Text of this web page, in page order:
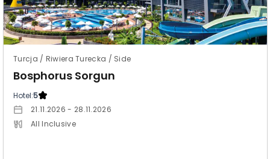
Turcja / Riwiera Turecka / Side
Bosphorus Sorgun
Hotel:5
21.11.2026 - 28.11.2026
All Inclusive